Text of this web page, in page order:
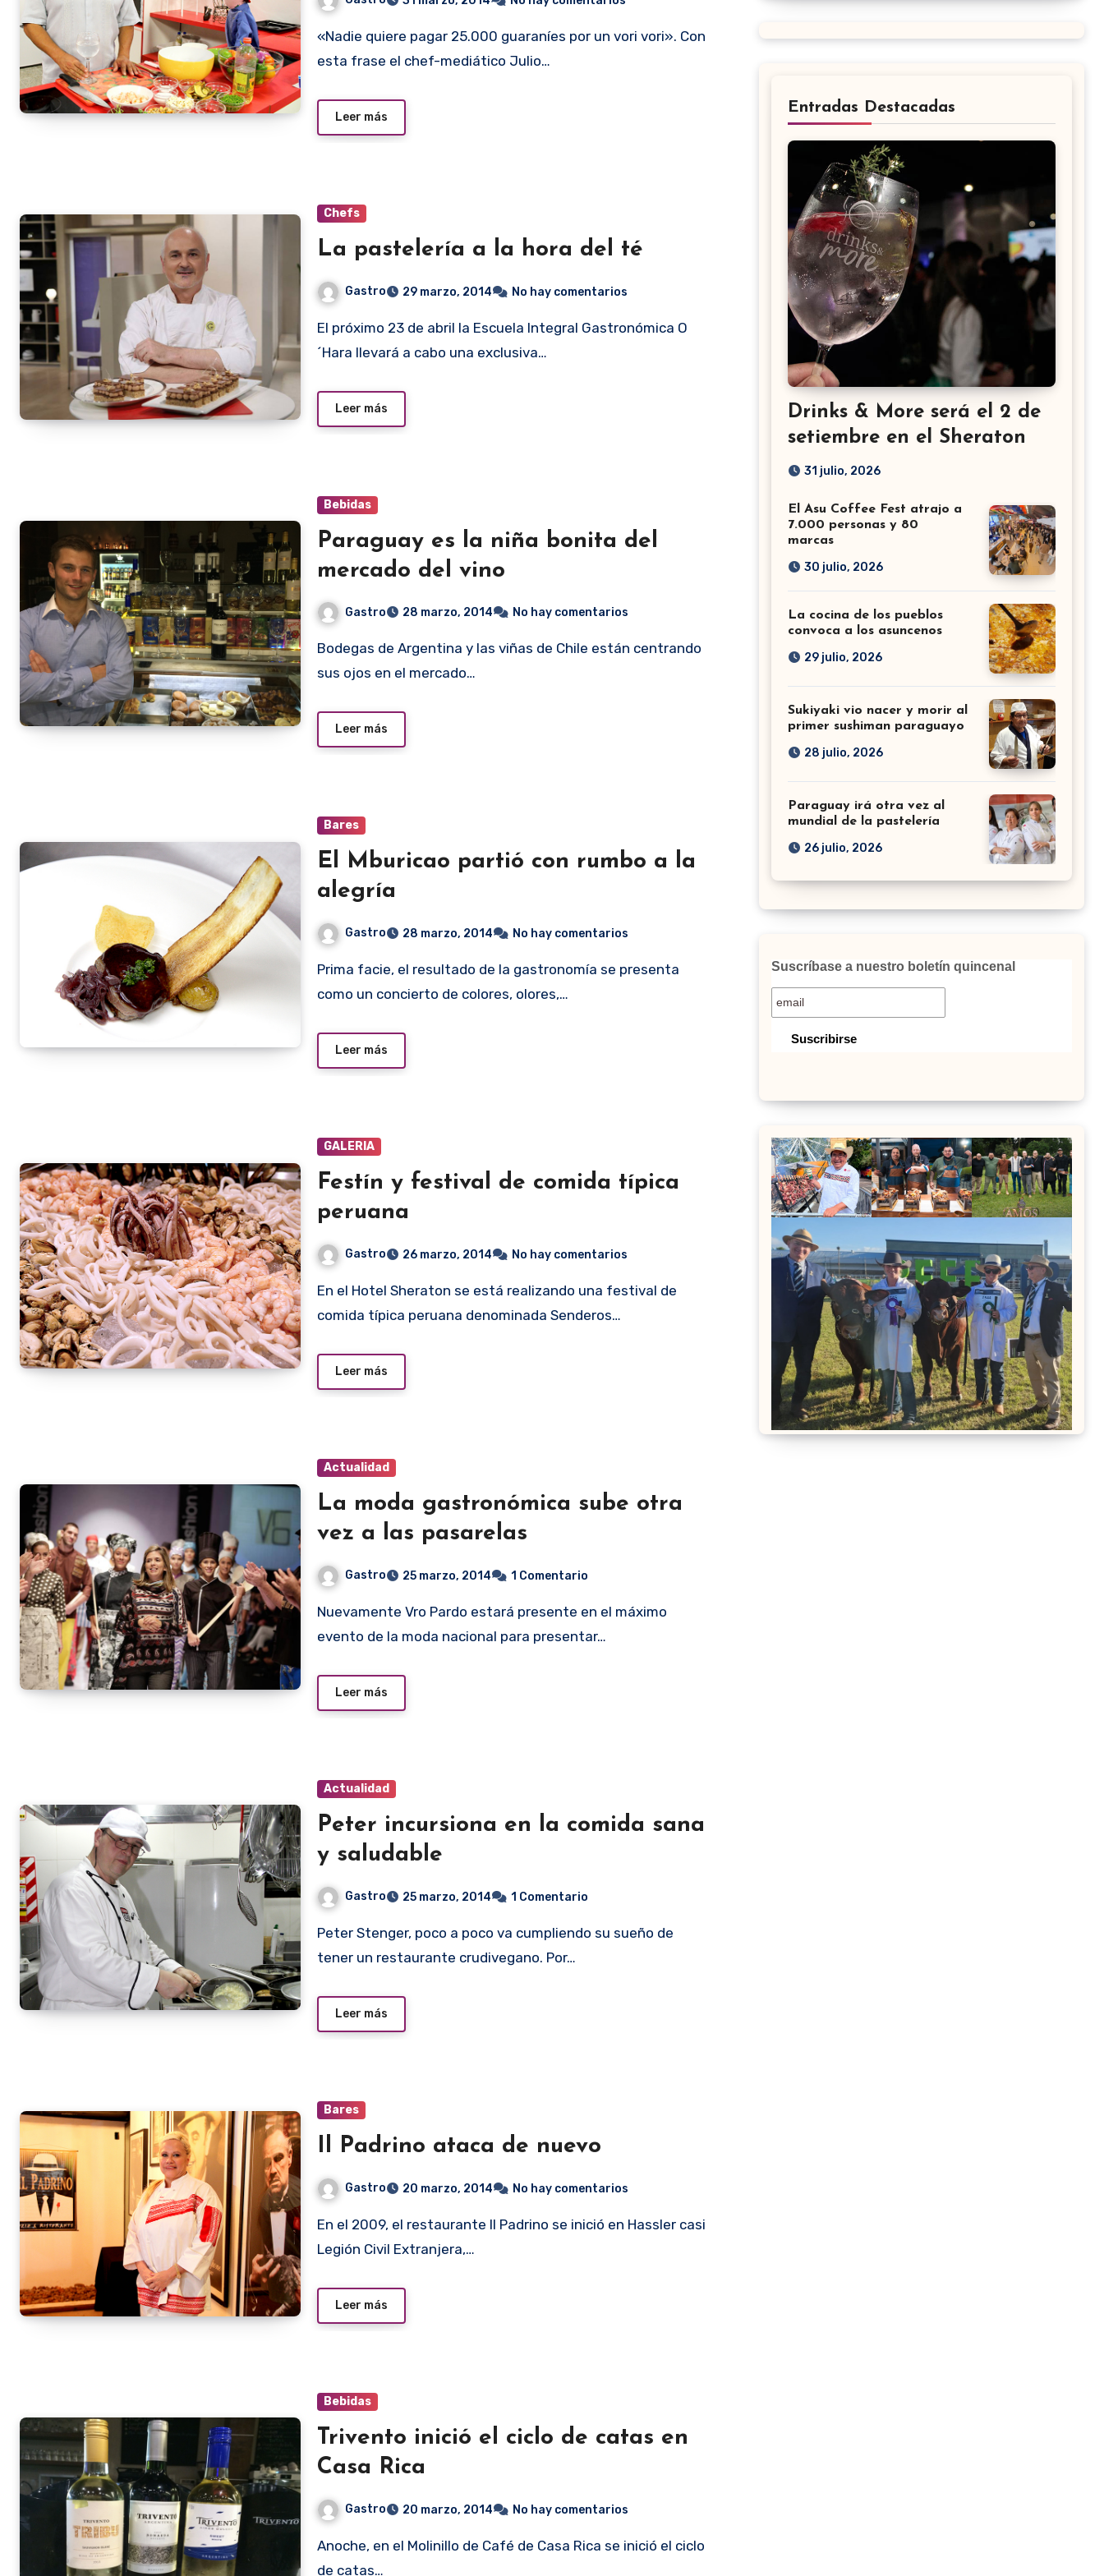
«Nadie quiere pagar 25.000 guaraníes por un vori vori». Con
esta frase el chef-mediático Julio…
Leer más
Chefs
La pastelería a la hora del té
Gastro 29 marzo, 2014 No hay comentarios
El próximo 23 de abril la Escuela Integral Gastronómica O
´Hara llevará a cabo una exclusiva…
Leer más
Bebidas
Paraguay es la niña bonita del
mercado del vino
Gastro 28 marzo, 2014 No hay comentarios
Bodegas de Argentina y las viñas de Chile están centrando
sus ojos en el mercado…
Leer más
Bares
El Mburicao partió con rumbo a la
alegría
Gastro 28 marzo, 2014 No hay comentarios
Prima facie, el resultado de la gastronomía se presenta
como un concierto de colores, olores,…
Leer más
GALERIA
Festín y festival de comida típica
peruana
Gastro 26 marzo, 2014 No hay comentarios
En el Hotel Sheraton se está realizando una festival de
comida típica peruana denominada Senderos…
Leer más
Actualidad
La moda gastronómica sube otra
vez a las pasarelas
Gastro 25 marzo, 2014 1 Comentario
Nuevamente Vro Pardo estará presente en el máximo
evento de la moda nacional para presentar…
Leer más
Actualidad
Peter incursiona en la comida sana
y saludable
Gastro 25 marzo, 2014 1 Comentario
Peter Stenger, poco a poco va cumpliendo su sueño de
tener un restaurante crudivegano. Por…
Leer más
Bares
Il Padrino ataca de nuevo
Gastro 20 marzo, 2014 No hay comentarios
En el 2009, el restaurante Il Padrino se inició en Hassler casi
Legión Civil Extranjera,…
Leer más
Bebidas
Trivento inició el ciclo de catas en
Casa Rica
Gastro 20 marzo, 2014 No hay comentarios
Anoche, en el Molinillo de Café de Casa Rica se inició el ciclo
de catas…
Entradas Destacadas
Drinks & More será el 2 de
setiembre en el Sheraton
31 julio, 2026
El Asu Coffee Fest atrajo a
7.000 personas y 80
marcas
30 julio, 2026
La cocina de los pueblos
convoca a los asuncenos
29 julio, 2026
Sukiyaki vio nacer y morir al
primer sushiman paraguayo
28 julio, 2026
Paraguay irá otra vez al
mundial de la pastelería
26 julio, 2026
Suscríbase a nuestro boletín quincenal